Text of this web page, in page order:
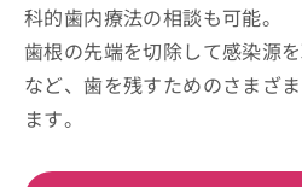
科的歯内療法の相談も可能。
歯根の先端を切除して感染源
など、歯を残すためのさまざ
ます。